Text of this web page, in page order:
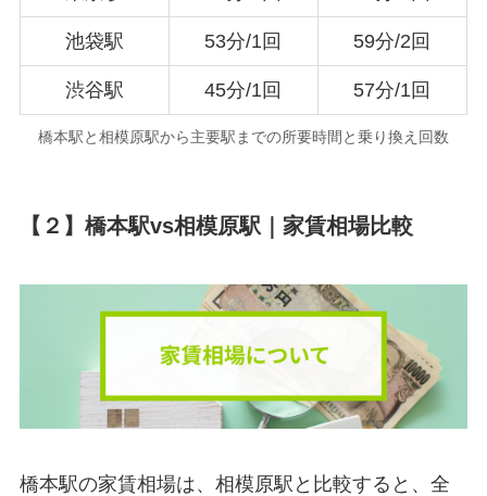
池袋駅 53分/1回 59分/2回
渋谷駅 45分/1回 57分/1回
橋本駅と相模原駅から主要駅までの所要時間と乗り換え回数
【２】橋本駅vs相模原駅｜家賃相場比較
橋本駅の家賃相場は、相模原駅と比較すると、全